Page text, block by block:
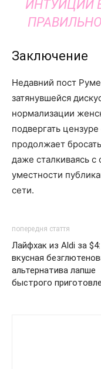
ИНТУИЦИИ
Заключение
Недавний пост
затянувшейся
нормализации
подвергать
продолжает
даже сталкиваясь
уместности
сети.
попередня стаття
Лайфхак из Aldi за $4:
вкусная
альтернатива лапше
быстрого